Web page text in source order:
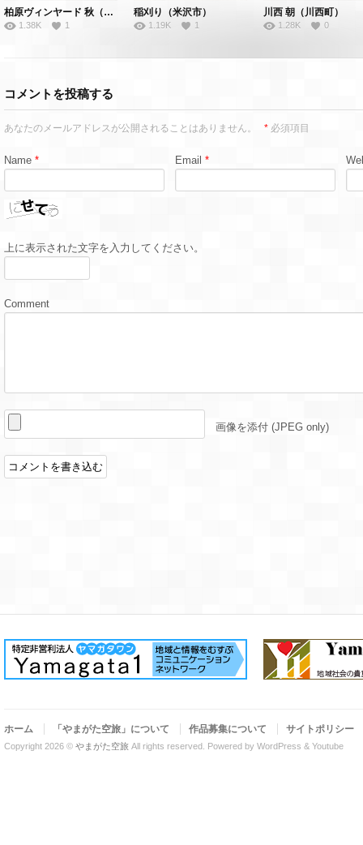
柏原ヴィンヤード 秋（朝日町）
1.38K 1
稲刈り（米沢市）
1.19K 1
川西 朝（川西町）
1.28K 0
コメントを投稿する
あなたのメールアドレスが公開されることはありません。 * 必須項目
Name * Email *
上に表示された文字を入力してください。
Comment
画像を添付 (JPEG only)
ホーム 「やまがた空旅」について 作品募集について サイトポリシー
Copyright 2026 © やまがた空旅 All rights reserved. Powered by WordPress & Youtube